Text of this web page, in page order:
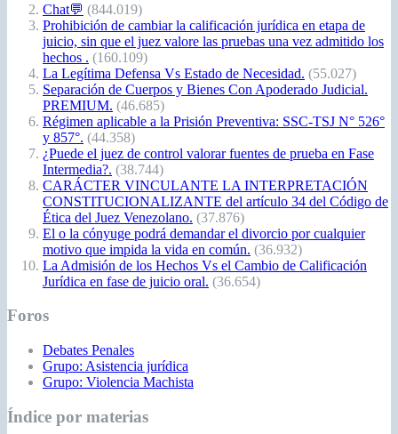
Chat💬 (844.019)
Prohibición de cambiar la calificación jurídica en etapa de
juicio, sin que el juez valore las pruebas una vez admitido los
hechos . (160.109)
La Legítima Defensa Vs Estado de Necesidad. (55.027)
Separación de Cuerpos y Bienes Con Apoderado Judicial.
PREMIUM. (46.685)
Régimen aplicable a la Prisión Preventiva: SSC-TSJ N° 526°
y 857°. (44.358)
¿Puede el juez de control valorar fuentes de prueba en Fase
Intermedia?. (38.744)
CARÁCTER VINCULANTE LA INTERPRETACIÓN
CONSTITUCIONALIZANTE del artículo 34 del Código de
Ética del Juez Venezolano. (37.876)
El o la cónyuge podrá demandar el divorcio por cualquier
motivo que impida la vida en común. (36.932)
La Admisión de los Hechos Vs el Cambio de Calificación
Jurídica en fase de juicio oral. (36.654)
Foros
Debates Penales
Grupo: Asistencia jurídica
Grupo: Violencia Machista
Índice por materias